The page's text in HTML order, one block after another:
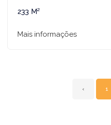
233 M²
Mais informações
‹ 1